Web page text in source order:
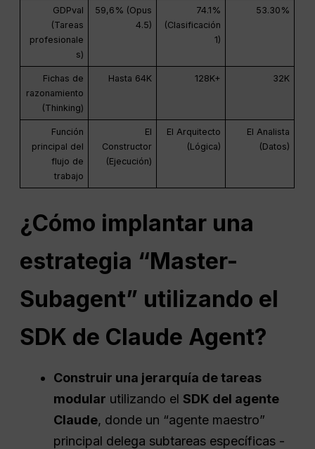
GDPval
(Tareas
profesionale
s)
59,6% (Opus
4.5)
74.1%
(Clasificación
1)
53.30%
Fichas de
razonamiento
(Thinking)
Hasta 64K 128K+ 32K
Función
principal del
flujo de
trabajo
El
Constructor
(Ejecución)
El Arquitecto
(Lógica)
El Analista
(Datos)
¿Cómo implantar una
estrategia “Master-
Subagent” utilizando el
SDK de Claude Agent?
Construir una jerarquía de tareas
modular utilizando elSDK del agente
Claude, donde un “agente maestro”
principal delega subtareas específicas -